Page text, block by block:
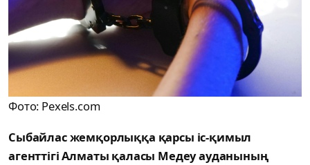
Фото: Pexels.com
Сыбайлас жемқорлыққа қарсы іс-қимыл
агенттігі Алматы қаласы Медеу ауданының